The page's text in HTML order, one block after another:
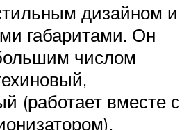
дизайном и
габаритами. Он
числом
(работает вместе с